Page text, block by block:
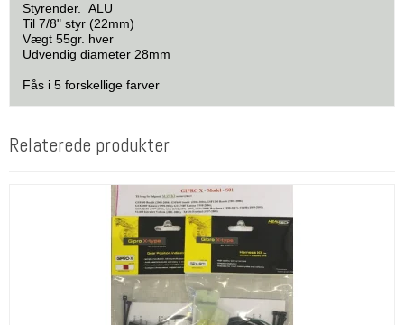
Styrender. ALU
Til 7/8" styr (22mm)
Vægt 55gr. hver
Udvendig diameter 28mm
Fås i 5 forskellige farver
Relaterede produkter